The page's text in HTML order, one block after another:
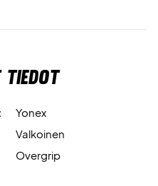
tiedot
Yonex
Valkoinen
Overgrip